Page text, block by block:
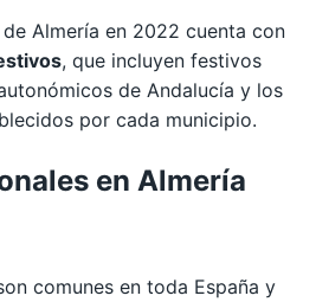
Almería en 2022 cuenta con
, que incluyen festivos
de Andalucía y los
por cada municipio.
en Almería
comunes en toda España y